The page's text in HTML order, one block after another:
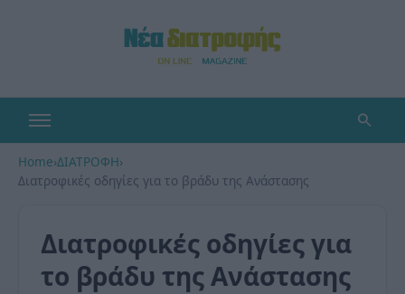
Home›ΔΙΑΤΡΟΦΗ›
Διατροφικές οδηγίες για το βράδυ της Ανάστασης
Διατροφικές οδηγίες για
το βράδυ της Ανάστασης